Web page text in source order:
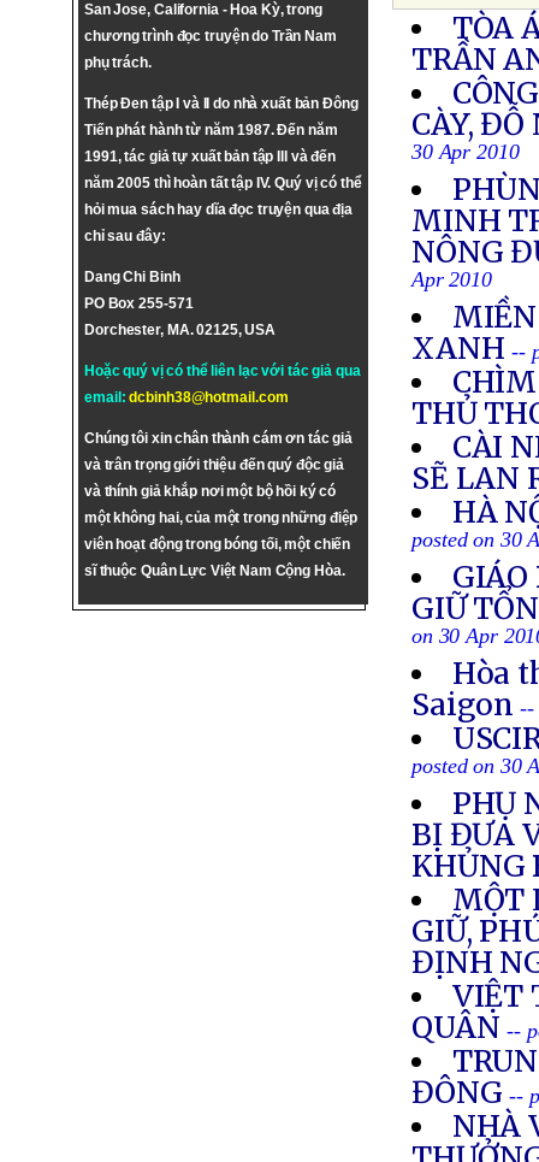
San Jose, California - Hoa Kỳ, trong
chương trình đọc truyện do Trần Nam
phụ trách.
Thép Đen tập I và II do nhà xuất bản Đông
Tiến phát hành từ năm 1987. Đến năm
1991, tác giả tự xuất bản tập III và đến
năm 2005 thì hoàn tất tập IV. Quý vị có thể
hỏi mua sách hay dĩa đọc truyện qua địa
chỉ sau đây:
Dang Chi Binh
PO Box 255-571
Dorchester, MA. 02125, USA
Hoặc quý vị có thể liên lạc với tác giả qua
email:dcbinh38@hotmail.com
Chúng tôi xin chân thành cám ơn tác giả
và trân trọng giới thiệu đến quý độc giả
và thính giả khắp nơi một bộ hồi ký có
một không hai, của một trong những điệp
viên hoạt động trong bóng tối, một chiến
sĩ thuộc Quân Lực Việt Nam Cộng Hòa.
TÒA
TRẦN
CÀY,
30 Apr 2010
MINH
NÔNG
Apr 2010
XANH --
THỦ
CÀI
SẼ LAN
HÀ
posted on 30
GIÁO
GIỮ
on 30 Apr
Hòa
Saigon --
posted on 30
PHỤ
BỊ ĐƯA
KHỦNG
MỘT
GIỮ,
ĐỊNH
VIỆT
QUÂN --
ĐÔNG --
NHÀ